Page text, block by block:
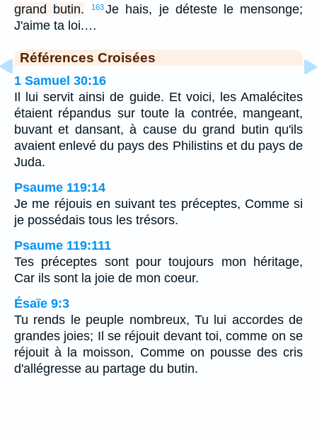
grand butin.
163Je hais, je déteste le mensonge;
J'aime ta loi.…
Références Croisées
1 Samuel 30:16
Il lui servit ainsi de guide. Et voici, les Amalécites
étaient répandus sur toute la contrée, mangeant,
buvant et dansant, à cause du grand butin qu'ils
avaient enlevé du pays des Philistins et du pays de
Juda.
Psaume 119:14
Je me réjouis en suivant tes préceptes, Comme si
je possédais tous les trésors.
Psaume 119:111
Tes préceptes sont pour toujours mon héritage,
Car ils sont la joie de mon coeur.
Ésaïe 9:3
Tu rends le peuple nombreux, Tu lui accordes de
grandes joies; Il se réjouit devant toi, comme on se
réjouit à la moisson, Comme on pousse des cris
d'allégresse au partage du butin.